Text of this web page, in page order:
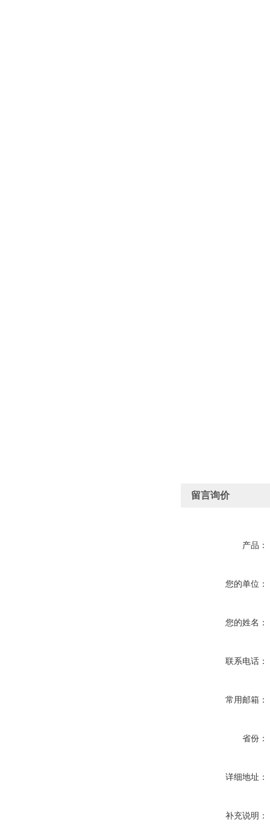
留言询价
产品：
您的单位：
您的姓名：
联系电话：
常用邮箱：
省份：
详细地址：
补充说明：